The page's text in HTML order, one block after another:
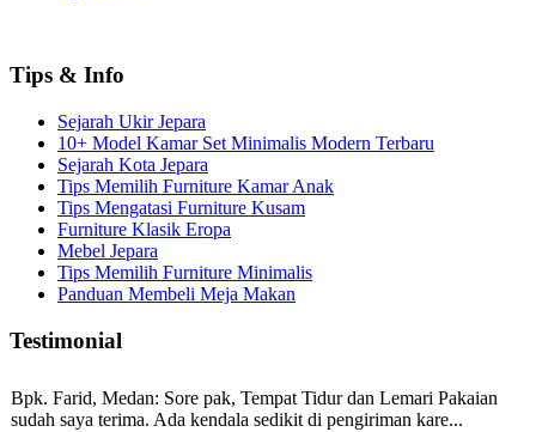
Tips & Info
Sejarah Ukir Jepara
10+ Model Kamar Set Minimalis Modern Terbaru
Sejarah Kota Jepara
Tips Memilih Furniture Kamar Anak
Tips Mengatasi Furniture Kusam
Furniture Klasik Eropa
Mebel Jepara
Tips Memilih Furniture Minimalis
Panduan Membeli Meja Makan
Testimonial
Bpk. Farid, Medan: Sore pak, Tempat Tidur dan Lemari Pakaian
sudah saya terima. Ada kendala sedikit di pengiriman kare...